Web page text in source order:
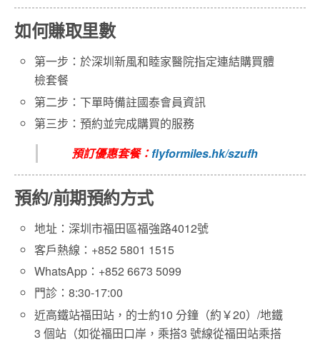
如何賺取里數
第一步：於深圳新風和睦家醫院指定連結購買體
檢套餐
第二步：下單時備註國泰會員資訊
第三步：預約並完成購買的服務
預訂優惠套餐：flyformiles.hk/szufh
預約/前期預約方式
地址：深圳市福田區福強路4012號
客戶熱線：+852 5801 1515
WhatsApp：+852 6673 5099
門診：8:30-17:00
近高鐵站福田站，的士約10 分鐘（約￥20）/地鐵
3 個站（如從福田口岸，乘搭3 號線從福田站乘搭